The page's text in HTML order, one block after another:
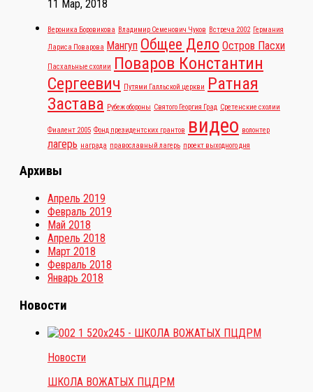
11 Мар, 2018
Вероника Боровикова Владимир Семенович Чуков Встреча 2002 Германия
Лариса Поварова Мангуп Общее Дело Остров Пасхи
Пасхальные схолии Поваров Константин
Сергеевич Путями Галльской церкви Ратная
Застава Рубеж обороны Святого Георгия Град Сретенские схолии
Фиалент 2005 Фонд президентских грантов видео волонтер
лагерь награда православный лагерь проект выходного дня
Архивы
Апрель 2019
Февраль 2019
Май 2018
Апрель 2018
Март 2018
Февраль 2018
Январь 2018
Новости
Новости
ШКОЛА ВОЖАТЫХ ПЦДРМ